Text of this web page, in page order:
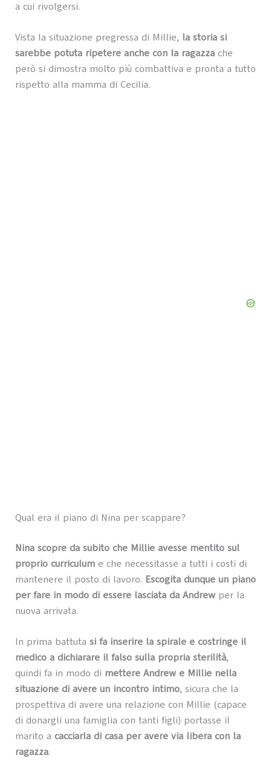
a cui rivolgersi.
Vista la situazione pregressa di Millie, la storia si
sarebbe potuta ripetere anche con la ragazzache
però si dimostra molto più combattiva e pronta a tutto
rispetto alla mamma di Cecilia.
Qual era il piano di Nina per scappare?
Nina scopre da subito che Millie avesse mentito sul
proprio curriculume che necessitasse a tutti i costi di
mantenere il posto di lavoro. Escogita dunque un piano
per fare in modo di essere lasciata da Andrewper la
nuova arrivata.
In prima battuta si fa inserire la spirale e costringe il
medico a dichiarare il falso sulla propria sterilità,
quindi fa in modo di mettere Andrew e Millie nella
situazione di avere un incontro intimo, sicura che la
prospettiva di avere una relazione con Millie (capace
di donargli una famiglia con tanti figli) portasse il
marito a cacciarla di casa per avere via libera con la
ragazza.